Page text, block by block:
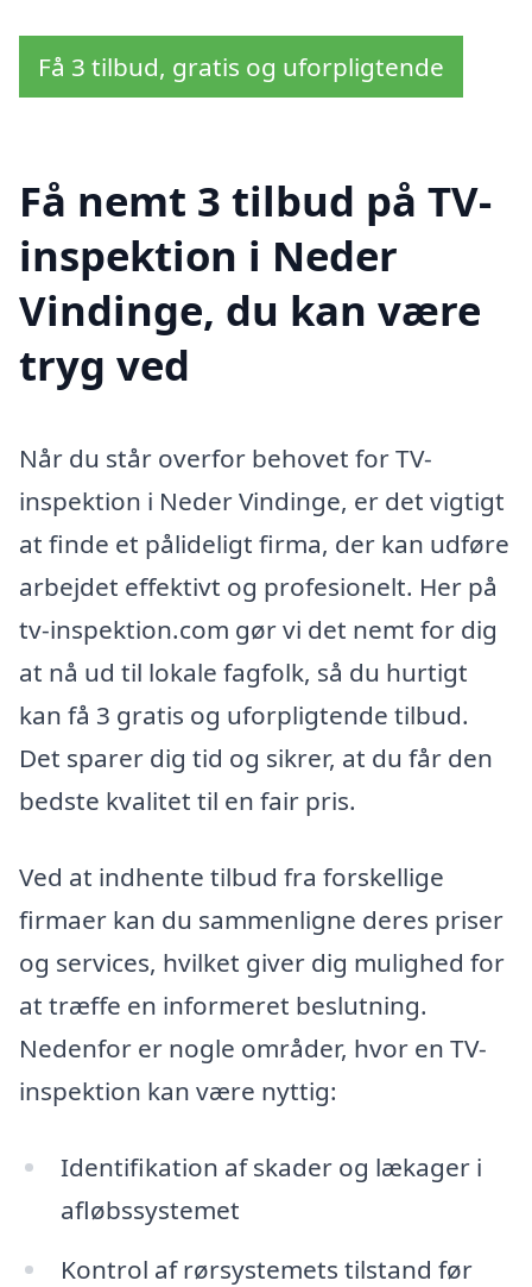
Få 3 tilbud, gratis og uforpligtende
Få nemt 3 tilbud på TV-
inspektion i Neder
Vindinge, du kan være
tryg ved
Når du står overfor behovet for TV-
inspektion i Neder Vindinge, er det vigtigt
at finde et pålideligt firma, der kan udføre
arbejdet effektivt og profesionelt. Her på
tv-inspektion.com gør vi det nemt for dig
at nå ud til lokale fagfolk, så du hurtigt
kan få 3 gratis og uforpligtende tilbud.
Det sparer dig tid og sikrer, at du får den
bedste kvalitet til en fair pris.
Ved at indhente tilbud fra forskellige
firmaer kan du sammenligne deres priser
og services, hvilket giver dig mulighed for
at træffe en informeret beslutning.
Nedenfor er nogle områder, hvor en TV-
inspektion kan være nyttig:
Identifikation af skader og lækager i
afløbssystemet
Kontrol af rørsystemets tilstand før